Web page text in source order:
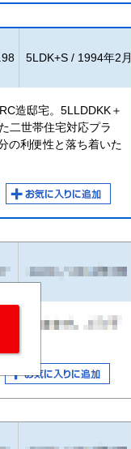
5LDK+S / 1994年2月
造邸宅。5LLDDKK＋
二世帯住宅対応プラ
の利便性と落ち着いた